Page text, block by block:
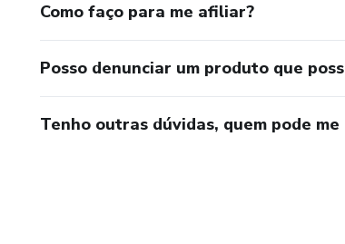
Como faço para me afiliar?
Posso denunciar um produto que
Tenho outras dúvidas, quem pode